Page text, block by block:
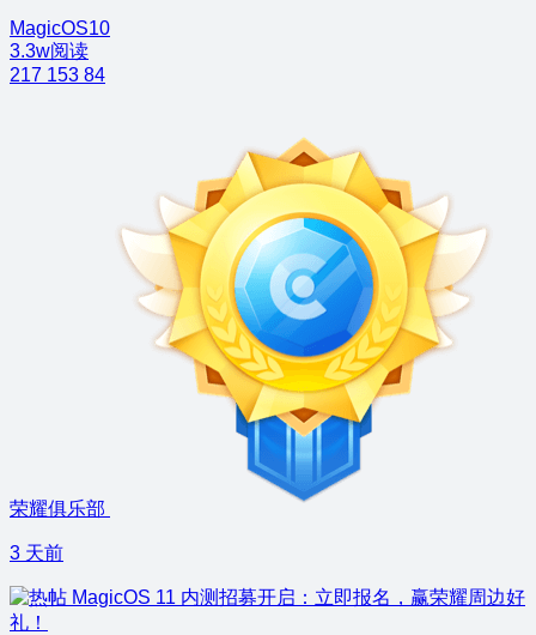
MagicOS10
3.3w阅读
217 153 84
荣耀俱乐部
3 天前
MagicOS 11 内测招募开启：立即报名，赢荣耀周边好
礼！